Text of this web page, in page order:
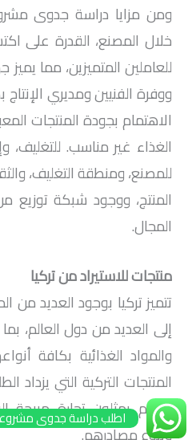
ومن مزايا دراسة جدوى
خلال المصنع، القدرة على
للعاملين المتميزين، مما
ووفرة الفنيين ومديري
الاهتمام بجودة المنتجات
الغذاء غير مناسب. للتغليف،
للمصنع، ومنطقة التغليف،
المنتج، ووجود شبكة توزيع
المجال.
منتجات للاستيراد من تركيا
تتميز تركيا بوجود العديد من
إلى العديد من دول العالم،
والمواد الغذائية بكافة
المنتجات التركية التي
وإنهم يمثلون تجارة مربحة
اطلب دراسة جدوى